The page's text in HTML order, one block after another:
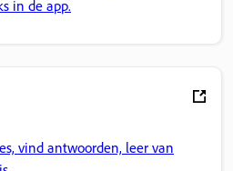
in de app.
vind antwoorden, leer van